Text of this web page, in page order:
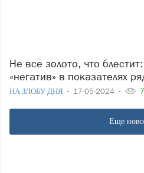
Не всё золото, что блестит: эксперты отмечают
«негатив» в показателях
НА ЗЛОБУ ДНЯ 17-05-2024
Еще